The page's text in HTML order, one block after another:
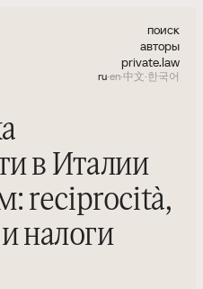
поиск
авторы
private.law
ru·en·中文·한국어
в Италии
reciprocità,
налоги